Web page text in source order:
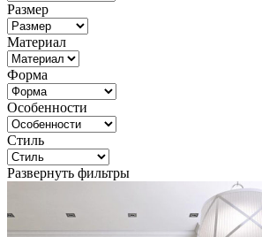
Размер
Материал
Форма
Особенности
Стиль
Развернуть фильтры